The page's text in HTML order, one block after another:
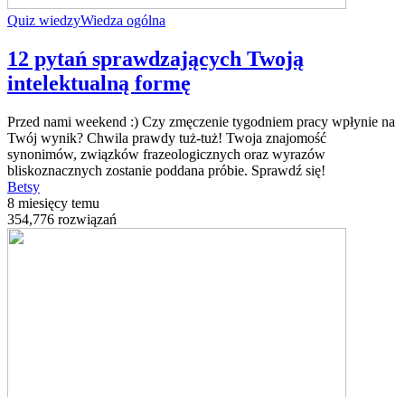
Quiz wiedzyWiedza ogólna
12 pytań sprawdzających Twoją
intelektualną formę
Przed nami weekend :) Czy zmęczenie tygodniem pracy wpłynie na
Twój wynik? Chwila prawdy tuż-tuż! Twoja znajomość
synonimów, związków frazeologicznych oraz wyrazów
bliskoznacznych zostanie poddana próbie. Sprawdź się!
Betsy
8 miesięcy temu
354,776 rozwiązań